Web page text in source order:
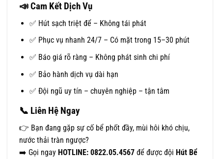
📣Cam Kết Dịch Vụ
✅ Hút sạch triệt để – Không tái phát
✅ Phục vụ nhanh 24/7 – Có mặt trong 15–30 phút
✅ Báo giá rõ ràng – Không phát sinh chi phí
✅ Bảo hành dịch vụ dài hạn
✅ Đội ngũ uy tín – chuyên nghiệp – tận tâm
📞 Liên Hệ Ngay
👉 Bạn đang gặp sự cố bể phốt đầy, mùi hôi khó chịu,
nước thải tràn ngược?
➡️ Gọi ngay HOTLINE: 0822.05.4567 để được đội Hút Bể